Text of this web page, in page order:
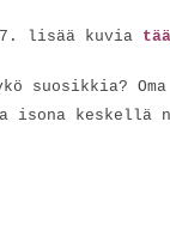
7. lisää kuvia
suosikkia?
isona keskellä